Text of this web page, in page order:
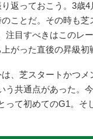
返っておこう。3歳4
ことだ。その時も芝
注目すべきはこのレ
がった直後の昇級初
、芝スタートかつメ
う共通点があった。
って初めてのG1。そ